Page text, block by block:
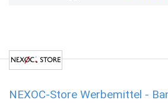
NEXOC-Store Werbemittel -